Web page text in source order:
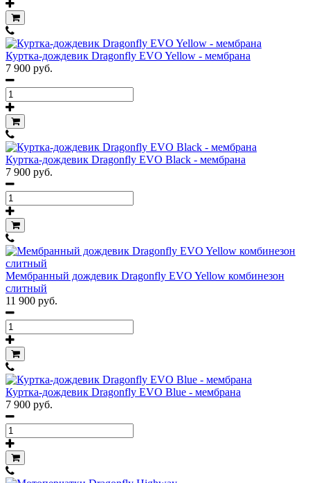
Куртка-дождевик Dragonfly EVO Yellow - мембрана
7 900 руб.
Куртка-дождевик Dragonfly EVO Black - мембрана
7 900 руб.
Мембранный дождевик Dragonfly EVO Yellow комбинезон
слитный
11 900 руб.
Куртка-дождевик Dragonfly EVO Blue - мембрана
7 900 руб.